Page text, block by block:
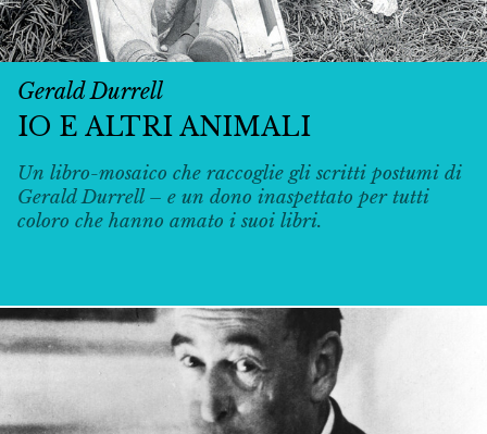
Gerald Durrell
IO E ALTRI ANIMALI
Un libro-mosaico che raccoglie gli scritti postumi di
Gerald Durrell – e un dono inaspettato per tutti
coloro che hanno amato i suoi libri.